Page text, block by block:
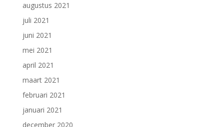
augustus 2021
juli 2021
juni 2021
mei 2021
april 2021
maart 2021
februari 2021
januari 2021
december 2020